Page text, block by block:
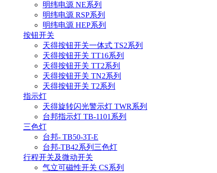
明纬电源 NE系列
明纬电源 RSP系列
明纬电源 HEP系列
按钮开关
天得按钮开关一体式 TS2系列
天得按钮开关 TT16系列
天得按钮开关 TT2系列
天得按钮开关 TN2系列
天得按钮开关 T2系列
指示灯
天得旋转闪光警示灯 TWR系列
台邦指示灯 TB-1101系列
三色灯
台邦- TB50-3T-E
台邦-TB42系列三色灯
行程开关及微动开关
气立可磁性开关 CS系列